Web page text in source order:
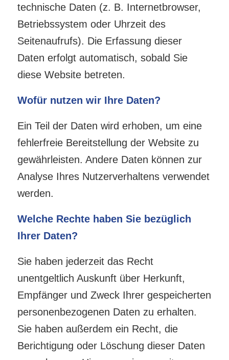
technische Daten (z. B. Internetbrowser,
Betriebssystem oder Uhrzeit des
Seitenaufrufs). Die Erfassung dieser
Daten erfolgt automatisch, sobald Sie
diese Website betreten.
Wofür nutzen wir Ihre Daten?
Ein Teil der Daten wird erhoben, um eine
fehlerfreie Bereitstellung der Website zu
gewährleisten. Andere Daten können zur
Analyse Ihres Nutzerverhaltens verwendet
werden.
Welche Rechte haben Sie bezüglich
Ihrer Daten?
Sie haben jederzeit das Recht
unentgeltlich Auskunft über Herkunft,
Empfänger und Zweck Ihrer gespeicherten
personenbezogenen Daten zu erhalten.
Sie haben außerdem ein Recht, die
Berichtigung oder Löschung dieser Daten